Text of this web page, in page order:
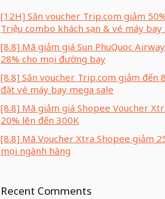
[12H] Săn voucher Trip.com giảm
Triệu combo khách sạn & vé máy
[8.8] Mã giảm giá Sun PhuQuoc
28% cho mọi đường bay
[8.8] Săn voucher Trip.com giảm đến
đặt vé máy bay mega sale
[8.8] Mã giảm giá Shopee Voucher
20% lên đến 300K
[8.8] Mã Voucher Xtra Shopee giảm
mọi ngành hàng
Recent Comments